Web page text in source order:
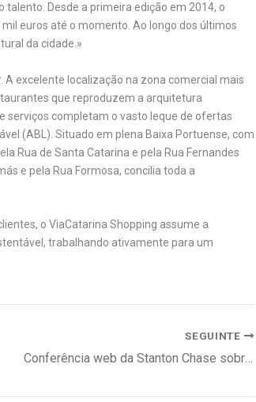
Desde a primeira edição em 2014, o
euros até o momento. Ao longo dos últimos
da cidade.»
A excelente localização na zona comercial mais
que reproduzem a arquitetura
serviços completam o vasto leque de ofertas
(ABL). Situado em plena Baixa Portuense, com
Rua de Santa Catarina e pela Rua Fernandes
e pela Rua Formosa, concilia toda a
o ViaCatarina Shopping assume a
trabalhando ativamente para um
SEGUINTE
Conferência web da Stanton Chase sobre retenção